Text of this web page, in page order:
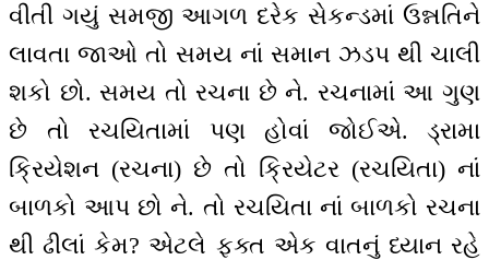
વીતી ગયું સમજી આગળ દરેક સેકન્ડમાં ઉન્નતિને
લાવતા જાઓ તો સમય નાં સમાન ઝડપ થી ચાલી
શકો છો. સમય તો રચના છે ને. રચનામાં આ ગુણ
છે તો રચયિતામાં પણ હોવાં જોઈએ. ડ્રામા
ક્રિયેશન (રચના) છે તો ક્રિયેટર (રચયિતા) નાં
બાળકો આપ છો ને. તો રચયિતા નાં બાળકો રચના
થી ઢીલાં કેમ? એટલે ફક્ત એક વાતનું ધ્યાન રહે